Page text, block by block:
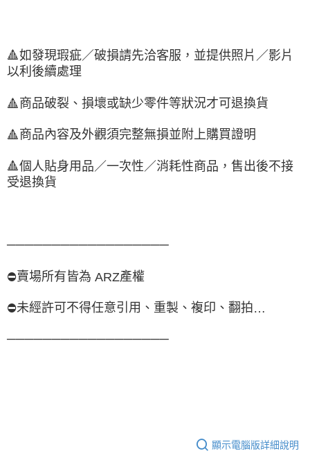
🔺如發現瑕疵／破損請先洽客服，並提供照片／影片
以利後續處理
🔺商品破裂、損壞或缺少零件等狀況才可退換貨
🔺商品內容及外觀須完整無損並附上購買證明
🔺個人貼身用品／一次性／消耗性商品，售出後不接
受退換貨
──────────────────
⛔賣場所有皆為 ARZ產權
⛔未經許可不得任意引用、重製、複印、翻拍…
──────────────────
顯示電腦版詳細說明